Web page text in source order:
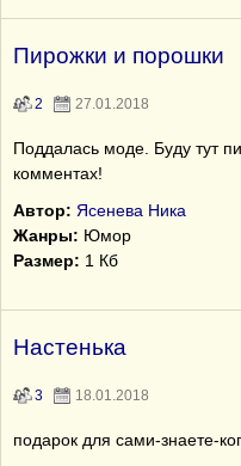
Пирожки и порошки
2 27.01.2018
Поддалась моде. Буду тут
комментах!
Автор: Ясенева Ника
Жанры: Юмор
Размер: 1 Кб
Настенька
3 18.01.2018
подарок для сами-знаете-